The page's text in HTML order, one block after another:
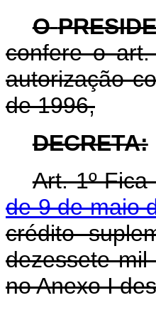
O
confere o
autorização
de 1996,
DECRETA:
Art. 1º
de 9 de maio
crédito
dezessete
no Anexo I